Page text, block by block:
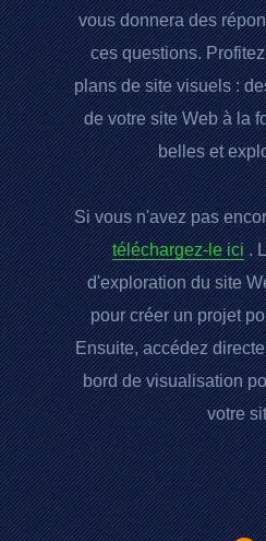
vous donnera des
ces questions.
plans de site visuels :
de votre site Web à la
belles et
Si vous n'avez pas
téléchargez-le ici.
d'exploration du site
pour créer un projet
Ensuite, accédez
bord de visualisation
votre